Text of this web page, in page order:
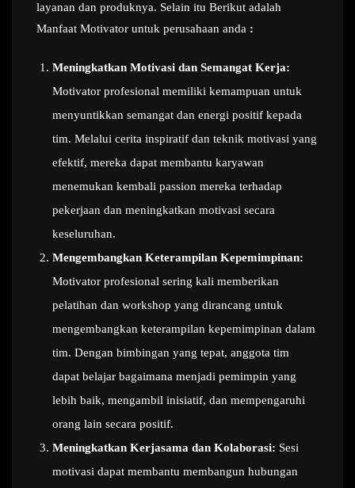
layanan dan produknya. Selain itu Berikut adalah
Manfaat Motivator untuk perusahaan anda :
Meningkatkan Motivasi dan Semangat Kerja:
Motivator profesional memiliki kemampuan untuk
menyuntikkan semangat dan energi positif kepada
tim. Melalui cerita inspiratif dan teknik motivasi yang
efektif, mereka dapat membantu karyawan
menemukan kembali passion mereka terhadap
pekerjaan dan meningkatkan motivasi secara
keseluruhan.
Mengembangkan Keterampilan Kepemimpinan:
Motivator profesional sering kali memberikan
pelatihan dan workshop yang dirancang untuk
mengembangkan keterampilan kepemimpinan dalam
tim. Dengan bimbingan yang tepat, anggota tim
dapat belajar bagaimana menjadi pemimpin yang
lebih baik, mengambil inisiatif, dan mempengaruhi
orang lain secara positif.
Meningkatkan Kerjasama dan Kolaborasi: Sesi
motivasi dapat membantu membangun hubungan